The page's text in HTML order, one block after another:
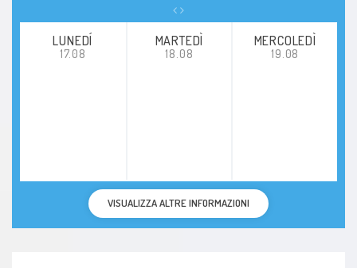
LUNEDÍ
17.08
MARTEDÌ
18.08
MERCOLEDÌ
19.08
VISUALIZZA ALTRE INFORMAZIONI